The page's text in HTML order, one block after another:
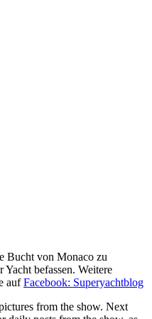
Bucht von Monaco zu
befassen. Weitere
aufFacebook: Superyachtblog
from the show. Next